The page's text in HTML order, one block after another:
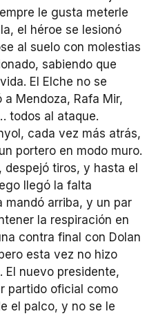
le gusta meterle
el héroe se lesionó
al suelo con molestias
sabiendo que
El Elche no se
a Mendoza, Rafa Mir,
todos al ataque.
cada vez más atrás,
portero en modo muro.
tiros, y hasta el
llegó la falta
mandó arriba, y un par
la respiración en
contra final con Dolan
esta vez no hizo
El nuevo presidente,
partido oficial como
el palco, y no se le